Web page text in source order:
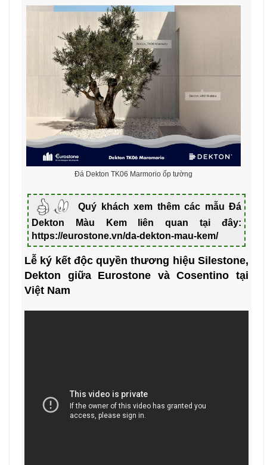
Đá Dekton TK06 Marmorio ốp tường
Quý khách xem thêm các mẫu Đá
Dekton Màu Kem liên quan tại đây:
https://eurostone.vn/da-dekton-mau-kem/
Lễ ký kết độc quyền thương hiệu Silestone,
Dekton giữa Eurostone và Cosentino tại
Việt Nam